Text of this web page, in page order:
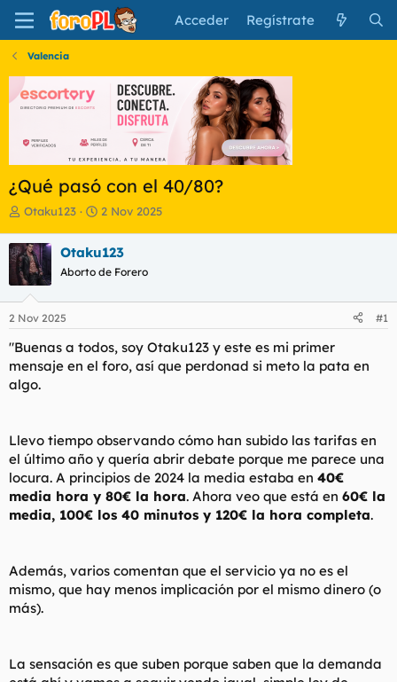
Acceder Regístrate
Valencia
¿Qué pasó con el 40/80?
I
i
c
i
a
d
o
d
e
l
a
Otaku123
F
h
a
e
i
c
2 Nov 2025
Otaku123
Aborto de Forero
2 Nov 2025 #1
"Buenas a todos, soy Otaku123 y este es mi primer
mensaje en el foro, así que perdonad si meto la pata en
algo.
Llevo tiempo observando cómo han subido las tarifas en
el último año y quería abrir debate porque me parece una
locura. A principios de 2024 la media estaba en 40€
media hora y 80€ la hora. Ahora veo que está en 60€ la
media, 100€ los 40 minutos y 120€ la hora completa.
Además, varios comentan que el servicio ya no es el
mismo, que hay menos implicación por el mismo dinero (o
más).
La sensación es que suben porque saben que la demanda